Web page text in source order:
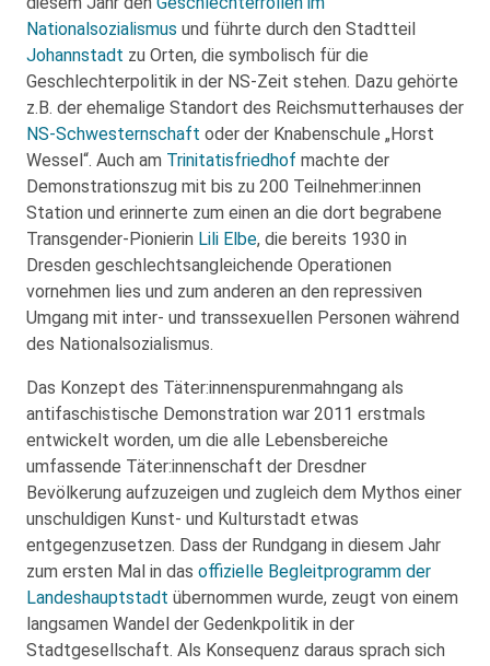
Nationalsozialismus und führte durch den Stadtteil
Johannstadt zu Orten, die symbolisch für die
Geschlechterpolitik in der NS-Zeit stehen. Dazu gehörte
z.B. der ehemalige Standort des Reichsmutterhauses der
NS-Schwesternschaft oder der Knabenschule „Horst
Wessel“. Auch am Trinitatisfriedhof machte der
Demonstrationszug mit bis zu 200 Teilnehmer:innen
Station und erinnerte zum einen an die dort begrabene
Transgender-Pionierin Lili Elbe, die bereits 1930 in
Dresden geschlechtsangleichende Operationen
vornehmen lies und zum anderen an den repressiven
Umgang mit inter- und transsexuellen Personen während
des Nationalsozialismus.
Das Konzept des Täter:innenspurenmahngang als
antifaschistische Demonstration war 2011 erstmals
entwickelt worden, um die alle Lebensbereiche
umfassende Täter:innenschaft der Dresdner
Bevölkerung aufzuzeigen und zugleich dem Mythos einer
unschuldigen Kunst- und Kulturstadt etwas
entgegenzusetzen. Dass der Rundgang in diesem Jahr
zum ersten Mal in das offizielle Begleitprogramm der
Landeshauptstadt übernommen wurde, zeugt von einem
langsamen Wandel der Gedenkpolitik in der
Stadtgesellschaft. Als Konsequenz daraus sprach sich